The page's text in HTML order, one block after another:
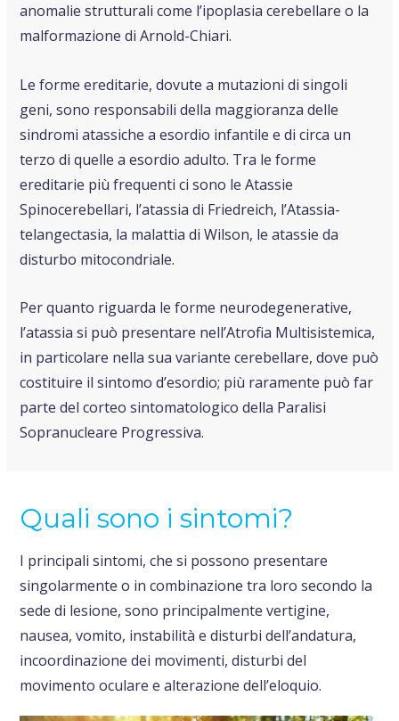
anomalie strutturali come l’ipoplasia cerebellare o la
malformazione di Arnold-Chiari.
Le forme ereditarie, dovute a mutazioni di singoli
geni, sono responsabili della maggioranza delle
sindromi atassiche a esordio infantile e di circa un
terzo di quelle a esordio adulto. Tra le forme
ereditarie più frequenti ci sono le Atassie
Spinocerebellari, l’atassia di Friedreich, l’Atassia-
telangectasia, la malattia di Wilson, le atassie da
disturbo mitocondriale.
Per quanto riguarda le forme neurodegenerative,
l’atassia si può presentare nell’Atrofia Multisistemica,
in particolare nella sua variante cerebellare, dove può
costituire il sintomo d’esordio; più raramente può far
parte del corteo sintomatologico della Paralisi
Sopranucleare Progressiva.
Quali sono i sintomi?
I principali sintomi, che si possono presentare
singolarmente o in combinazione tra loro secondo la
sede di lesione, sono principalmente vertigine,
nausea, vomito, instabilità e disturbi dell’andatura,
incoordinazione dei movimenti, disturbi del
movimento oculare e alterazione dell’eloquio.